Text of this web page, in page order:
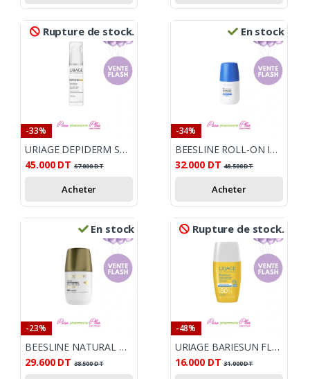
Rupture de stock.
-33%
URIAGE DEPIDERM SPF 50+ SOIN DE JOUR 30 ML
45.000 DT 67.000DT
Acheter
En stock
-34%
BEESLINE ROLL-ON INSTANT WHITE +VIT C
32.000 DT 48.500DT
Acheter
En stock
-23%
BEESLINE NATURAL WHITENING ROLL-ON HAIR DELAYING 50ML
29.600 DT 38.500DT
Rupture de stock.
-48%
URIAGE BARIESUN FLUIDE ULTRA LEGER SPF50+ 30ML
16.000 DT 31.000DT